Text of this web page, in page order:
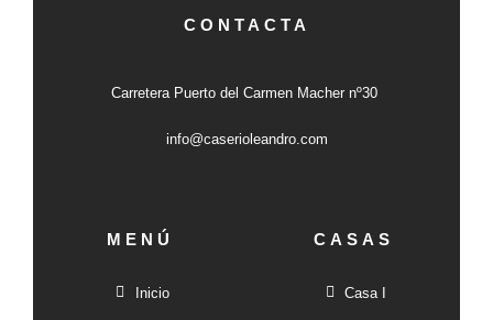
CONTACTA
Carretera Puerto del Carmen Macher nº30
info@caserioleandro.com
MENÚ
Inicio
CASAS
Casa I